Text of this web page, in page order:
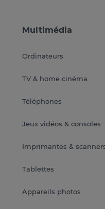
Multimédia
Ordinateurs
TV & home cinéma
Téléphones
Jeux vidéos & consoles
Imprimantes &
Tablettes
Appareils photos